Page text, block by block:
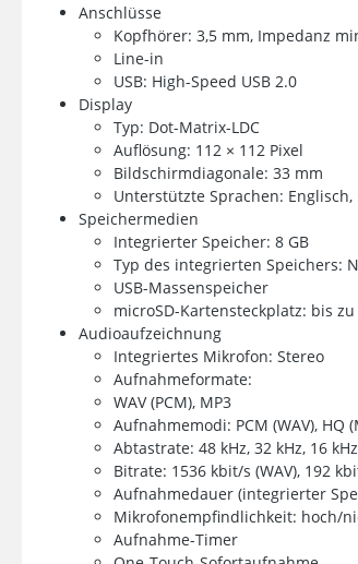
Anschlüsse
Kopfhörer: 3,5 mm, Impedanz
Line-in
USB: High-Speed USB 2.0
Display
Typ: Dot-Matrix-LDC
Auflösung: 112 × 112 Pixel
Bildschirmdiagonale: 33 mm
Unterstützte Sprachen:
Speichermedien
Integrierter Speicher: 8 GB
Typ des integrierten Speichers:
USB-Massenspeicher
microSD-Kartensteckplatz: bis zu
Audioaufzeichnung
Integriertes Mikrofon: Stereo
Aufnahmeformate:
WAV (PCM), MP3
Aufnahmemodi: PCM (WAV), HQ
Abtastrate: 48 kHz, 32 kHz, 16
Bitrate: 1536 kbit/s (WAV), 192
Aufnahmedauer (integrierter
Mikrofonempfindlichkeit: hoch/
Aufnahme-Timer